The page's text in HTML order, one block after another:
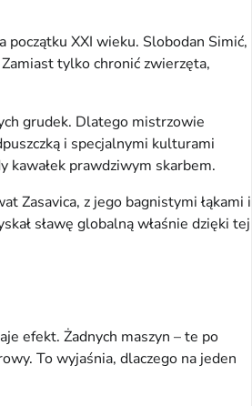
XXI wieku. Slobodan Simić,
Zamiast tylko chronić zwierzęta,
grudek. Dlatego mistrzowie
i specjalnymi kulturami
kawałek prawdziwym skarbem.
Zasavica, z jego bagnistymi łąkami i
sławę globalną właśnie dzięki tej
efekt. Żadnych maszyn – te po
To wyjaśnia, dlaczego na jeden